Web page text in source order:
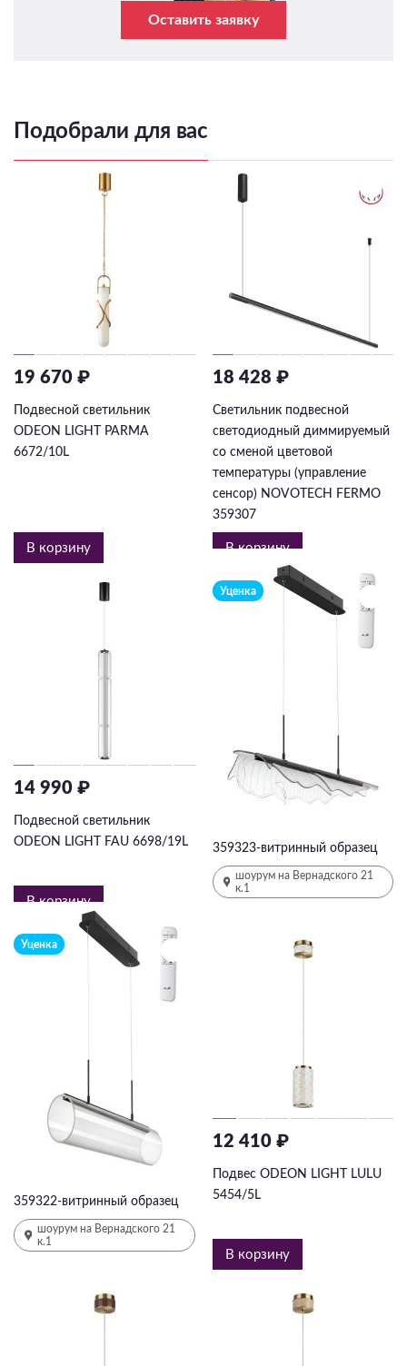
Оставить заявку
Подобрали для вас
19 670 ₽
Подвесной светильник
ODEON LIGHT PARMA
6672/10L
В корзину
18 428 ₽
Светильник подвесной
светодиодный диммируемый
со сменой цветовой
температуры (управление
сенсор) NOVOTECH FERMO
359307
В корзину
14 990 ₽
Подвесной светильник
ODEON LIGHT FAU 6698/19L
В корзину
Уценка
359323-витринный образец
шоурум на Вернадского 21
к.1
Уценка
359322-витринный образец
шоурум на Вернадского 21
к.1
12 410 ₽
Подвес ODEON LIGHT LULU
5454/5L
В корзину